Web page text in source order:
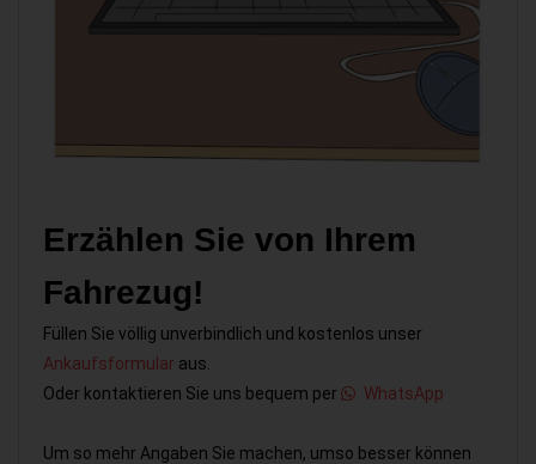
Erzählen Sie von Ihrem
Fahrezug!
Füllen Sie völlig unverbindlich und kostenlos unser
Ankaufsformular aus.
Oder kontaktieren Sie uns bequem per
WhatsApp
Um so mehr Angaben Sie machen, umso besser können